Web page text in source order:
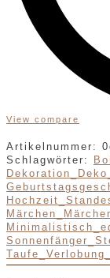
View compare
Artikelnummer:
Schlagwörter: